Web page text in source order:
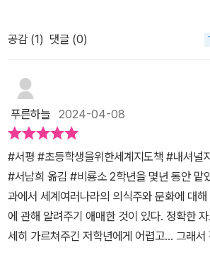
사진을 통해 아이들의 시각적 호기심을 자극
학습을 넘어서, 세계에 대한 통합적인 이해를
기쁨을 선사한다.이 책의 가장 큰 장점은 아이
가는 어투와 설명이다. 모든 지식이 아이들의
어, 어렵게 느껴질 수 있는 지리적 정보가 아이
게 다가간다. 이 책 한 권이면 초등학생들이
양한 문화와 자연을 친숙하게 느낄 수 있다.
교육 자료로 손색없는 이 책은, 지리뿐만 아니
활용할 수 있을 만큼 정보가 풍부하다. 아이
으로 바라보게 만들어주는 이 도서는, 교실
연과 문화까지초등사회 교과속지리주제를 알
유용하고 유익하답니다.지도를 다양한 시선으
이좋았답니다.
공감 (1) 댓글 (0)
푸른하늘 2024-04-08
#서평 #초등학생을위한세계지도책 #내셔널
#서남희 옮김 #비룡소 2학년을 몇년 동안 맡
과에서 세계여러나라의 의식주와 문화에 대
에 관해 알려주기 애매한 것이 있다. 정확한
세히 가르쳐주긴 저학년에게 어렵고... 그래